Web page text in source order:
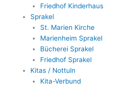
Friedhof Kinderhaus
Sprakel
St. Marien Kirche
Marienheim Sprakel
Bücherei Sprakel
Friedhof Sprakel
Kitas / Nottuln
Kita-Verbund